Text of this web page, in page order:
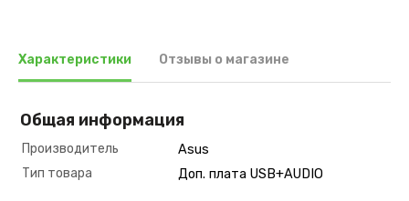
Характеристики Отзывы о магазине
Общая информация
Производитель
Asus
Тип товара
Доп. плата USB+AUDIO